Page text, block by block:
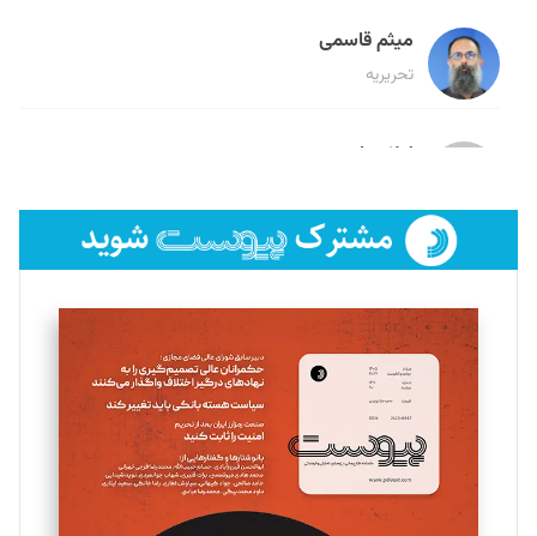
میثم قاسمی
تحریریه
لیلا حنارود
فائزه فتحی رستمی
تحریریه
سروش کرمیان
تحریریه
مینا پاکدل